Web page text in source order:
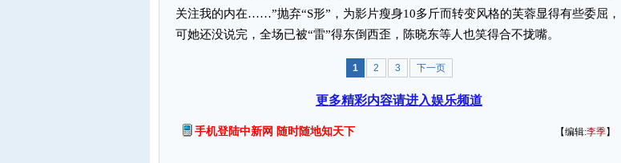
关注我的内在……”抛弃“S形”，为影片瘦身10多斤而转变风格的芙蓉显得有些委屈，
可她还没说完，全场已被“雷”得东倒西歪，陈晓东等人也笑得合不拢嘴。
1 2 3 下一页
更多精彩内容请进入娱乐频道
手机登陆中新网 随时随地知天下 【编辑:李季】